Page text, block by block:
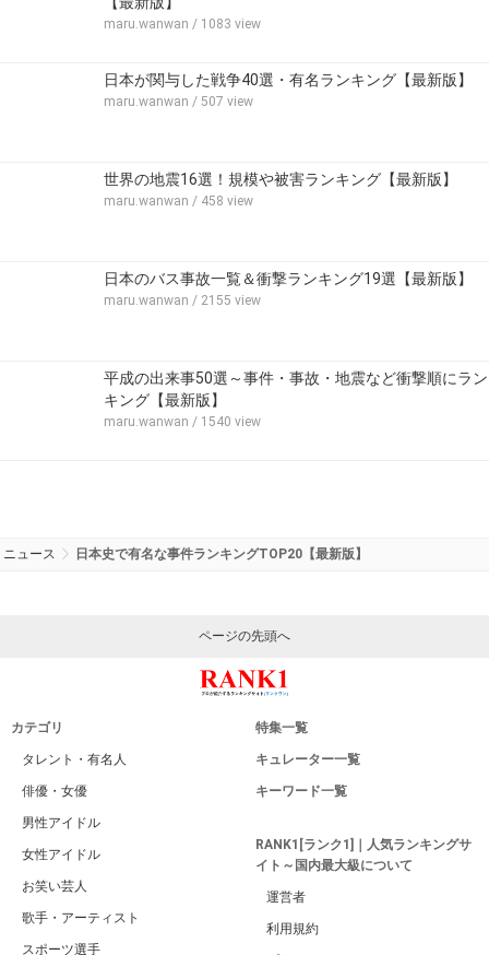
maru.wanwan / 1083 view
日本が関与した戦争40選・有名ランキング【最新版】
maru.wanwan / 507 view
世界の地震16選！規模や被害ランキング【最新版】
maru.wanwan / 458 view
日本のバス事故一覧＆衝撃ランキング19選【最新版】
maru.wanwan / 2155 view
平成の出来事50選～事件・事故・地震など衝撃順にラン
キング【最新版】
maru.wanwan / 1540 view
ニュース 日本史で有名な事件ランキングTOP20【最新版】
ページの先頭へ
カテゴリ
タレント・有名人
俳優・女優
男性アイドル
女性アイドル
お笑い芸人
歌手・アーティスト
スポーツ選手
特集一覧
キュレーター一覧
キーワード一覧
RANK1[ランク1]｜人気ランキングサ
イト～国内最大級について
運営者
利用規約